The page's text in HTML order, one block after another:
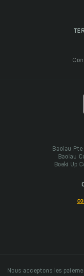
Baolau
Baolau
Boeki Up
Nous acceptons les